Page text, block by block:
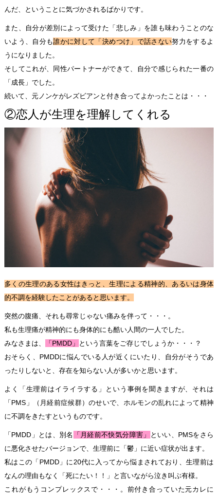
んだ、ということに気づかされるばかりです。
また、自分が差別によって受けた「悲しみ」を誰も味わうことのな
いよう、自分も誰かに対して「決めつけ」で話さない努力をするよ
うになりました。
そしてこれが、同性パートナーができて、自分で感じられた一番の
「成長」でした。
続いて、元ノンケがレズビアンと付き合ってよかったことは・・・
②恋人が生理を理解してくれる
多くの生理のある女性はきっと、生理による精神的、あるいは身体
的不調を経験したことがあると思います。
突然の腹痛、それも尋常じゃない痛みを伴って・・・。
私も生理痛が精神的にも身体的にも酷い人間の一人でした。
みなさまは、
「PMDD」
という言葉をご存じでしょうか・・・？
おそらく、PMDDに悩んでいる人が近くにいたり、自分がそうであ
ったりしないと、存在を知らない人が多いかと思います。
よく「生理前はイライラする」という事例を聞きますが、それは
「PMS」（月経前症候群）のせいで、ホルモンの乱れによって精神
に不調をきたすというものです。
「PMDD」とは、別名 「月経前不快気分障害」
といい、PMSをさら
に悪化させたバージョンで、生理前に「鬱」に近い症状が出ます。
私はこの「PMDD」に20代に入ってから悩まされており、生理前は
なんの理由もなく「死にたい！！」と言いながら泣き叫ぶ有様。
これがもうコンプレックスで・・・。前付き合っていた元カレに